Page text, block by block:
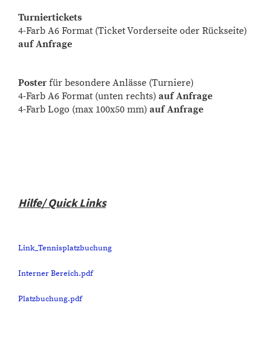
Turniertickets
4-Farb A6 Format (Ticket Vorderseite oder Rückseite)
auf Anfrage
Poster für besondere Anlässe (Turniere)
4-Farb A6 Format (unten rechts) auf Anfrage
4-Farb Logo (max 100x50 mm) auf Anfrage
Hilfe/ Quick Links
Link_Tennisplatzbuchung
Interner Bereich.pdf
Platzbuchung.pdf